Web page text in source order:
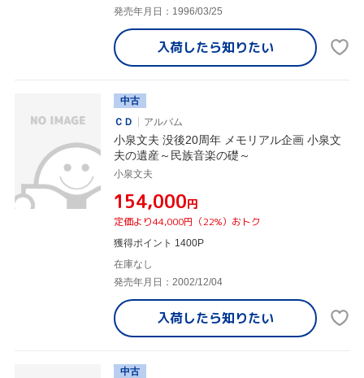
発売年月日：1996/03/25
入荷したら知りたい
中古
ＣＤ
アルバム
小泉文夫 没後20周年 メモリアル企画 小泉文
夫の遺産～民族音楽の礎～
小泉文夫
¥154,000円
定価より44,000円（22%）おトク
獲得ポイント 1400P
在庫なし
発売年月日：2002/12/04
入荷したら知りたい
中古